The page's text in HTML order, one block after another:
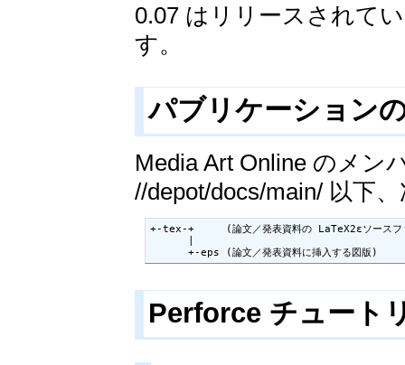
0.07 はリリースされて
す。
パブリケーション
Media Art Online のメン
//depot/docs/main/ 以下
+-tex-+     (論文／発表資料の LaTeX2εソースフ
      +-eps (論文／発表資料に挿入する図版)
Perforce チュート